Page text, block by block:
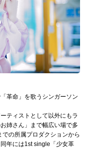
革命」を歌うシンガーソン
ティストとして以外にもラ
姉さん」まで幅広い場で多
の所属プロダクションから
年には1st single「少女革